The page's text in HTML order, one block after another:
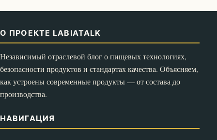
О ПРОЕКТЕ LABIATALK
Независимый отраслевой блог о пищевых технологиях,
безопасности продуктов и стандартах качества. Объясняем,
как устроены современные продукты — от состава до
производства.
НАВИГАЦИЯ